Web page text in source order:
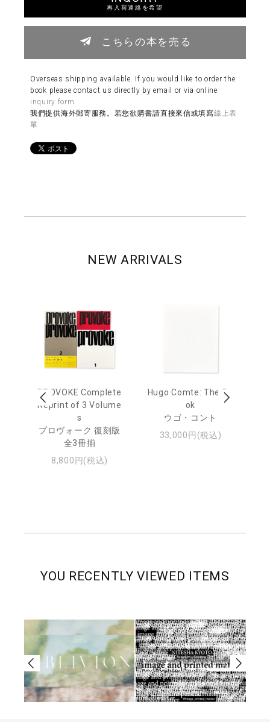
再入荷連絡を希望
こちらの本を売る
Overseas shipping available. If you would like to order the
book please contact us directly by email or via online
inquiry form
我們提供海外郵寄服務。若您欲購書請直接來信或填寫線上表
單
NEW ARRIVALS
PROVOKE Complete
Reprint of 3 Volume
s
プロヴォーク 復刻版
全3冊揃
8,800円(税込)
Hugo Comte: The Bo
ok
ウゴ・コント
33,000円(税込)
YOU RECENTLY VIEWED ITEMS